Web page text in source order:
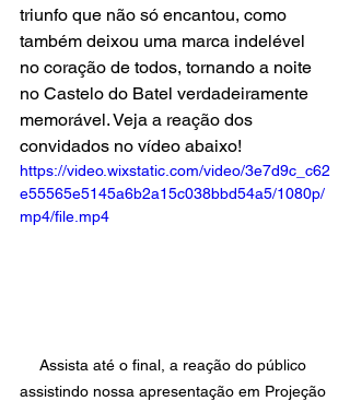
triunfo que não só encantou, como
também deixou uma marca indelével
no coração de todos, tornando a noite
no Castelo do Batel verdadeiramente
memorável. Veja a reação dos
convidados no vídeo abaixo!
https://video.wixstatic.com/video/3e7d9c_c62
e55565e5145a6b2a15c038bbd54a5/1080p/
mp4/file.mp4
Assista até o final, a reação do público
assistindo nossa apresentação em Projeção